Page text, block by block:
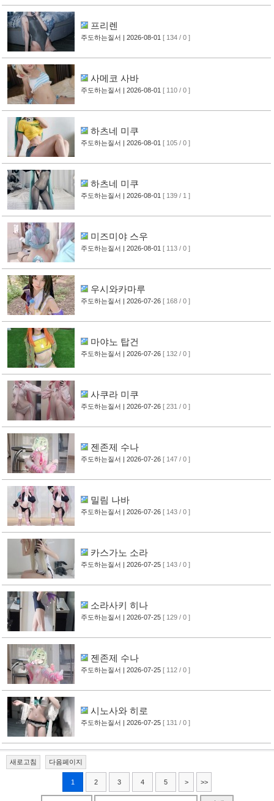
프리렌
주도하는질서 | 2026-08-01 [ 134 / 0 ]
사메코 사바
주도하는질서 | 2026-08-01 [ 110 / 0 ]
하츠네 미쿠
주도하는질서 | 2026-08-01 [ 105 / 0 ]
하츠네 미쿠
주도하는질서 | 2026-08-01 [ 139 / 1 ]
미즈미야 스우
주도하는질서 | 2026-08-01 [ 113 / 0 ]
우시와카마루
주도하는질서 | 2026-07-26 [ 168 / 0 ]
마야노 탑건
주도하는질서 | 2026-07-26 [ 132 / 0 ]
사쿠라 미쿠
주도하는질서 | 2026-07-26 [ 231 / 0 ]
젠존제 수나
주도하는질서 | 2026-07-26 [ 147 / 0 ]
밀림 나바
주도하는질서 | 2026-07-26 [ 143 / 0 ]
카스가노 소라
주도하는질서 | 2026-07-25 [ 143 / 0 ]
소라사키 히나
주도하는질서 | 2026-07-25 [ 129 / 0 ]
젠존제 수나
주도하는질서 | 2026-07-25 [ 112 / 0 ]
시노사와 히로
주도하는질서 | 2026-07-25 [ 131 / 0 ]
새로고침 다음페이지
1 2 3 4 5 > >>